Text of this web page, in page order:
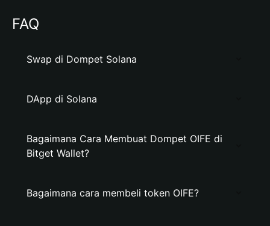
FAQ
Swap di Dompet Solana
DApp di Solana
Bagaimana Cara Membuat Dompet OIFE di
Bitget Wallet?
Bagaimana cara membeli token OIFE?